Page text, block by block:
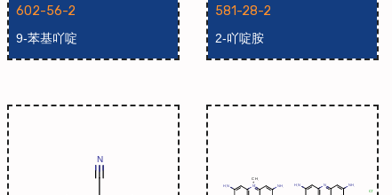
602-56-2
9-苯基吖啶
581-28-2
2-吖啶胺